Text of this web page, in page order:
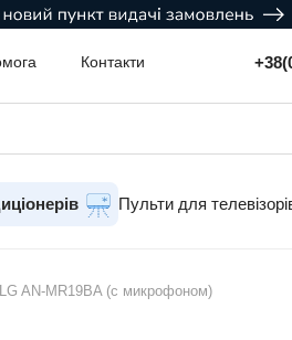
Контакти
Пульти для
AN-MR19BA (с микрофоном)